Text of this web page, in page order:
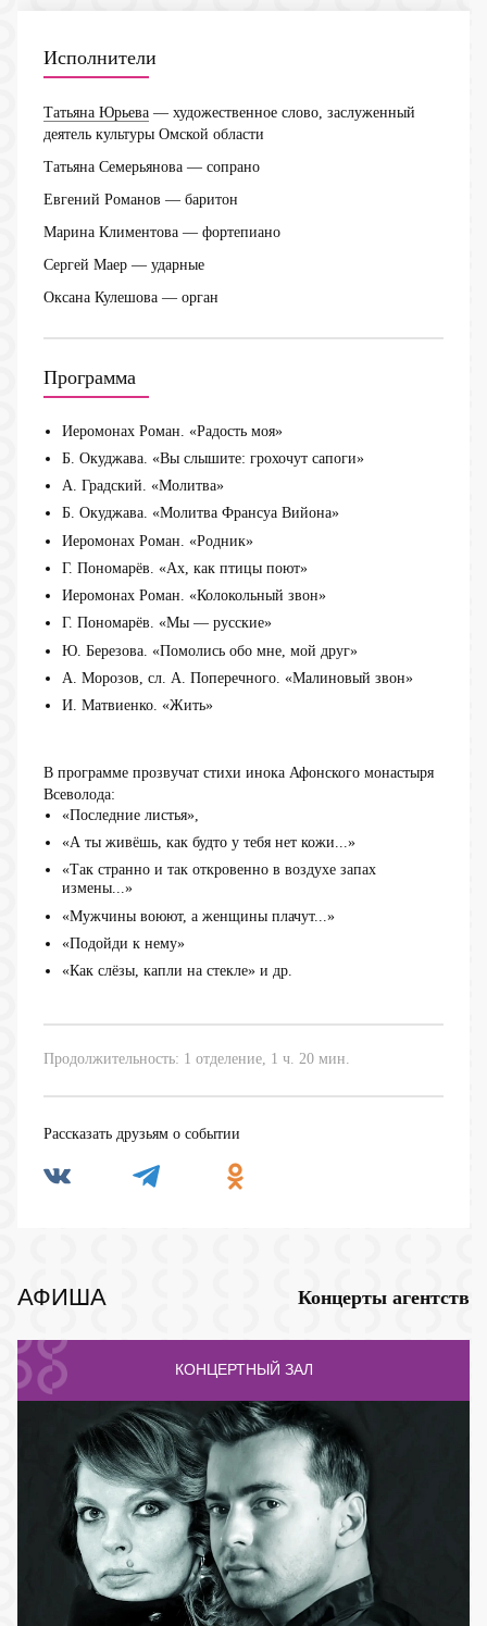
Исполнители
Татьяна Юрьева — художественное слово, заслуженный
деятель культуры Омской области
Татьяна Семерьянова — сопрано
Евгений Романов — баритон
Марина Климентова — фортепиано
Сергей Маер — ударные
Оксана Кулешова — орган
Программа
Иеромонах Роман. «Радость моя»
Б. Окуджава. «Вы слышите: грохочут сапоги»
А. Градский. «Молитва»
Б. Окуджава. «Молитва Франсуа Вийона»
Иеромонах Роман. «Родник»
Г. Пономарёв. «Ах, как птицы поют»
Иеромонах Роман. «Колокольный звон»
Г. Пономарёв. «Мы — русские»
Ю. Березова. «Помолись обо мне, мой друг»
А. Морозов, сл. А. Поперечного. «Малиновый звон»
И. Матвиенко. «Жить»
В программе прозвучат стихи инока Афонского монастыря
Всеволода:
«Последние листья»,
«А ты живёшь, как будто у тебя нет кожи...»
«Так странно и так откровенно в воздухе запах
измены...»
«Мужчины воюют, а женщины плачут...»
«Подойди к нему»
«Как слёзы, капли на стекле» и др.
Продолжительность: 1 отделение, 1 ч. 20 мин.
Рассказать друзьям о событии
АФИША Концерты агентств
КОНЦЕРТНЫЙ ЗАЛ